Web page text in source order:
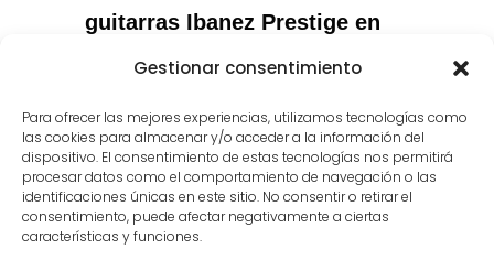
Gestionar consentimiento
Para ofrecer las mejores experiencias, utilizamos tecnologías como
las cookies para almacenar y/o acceder a la información del
dispositivo. El consentimiento de estas tecnologías nos permitirá
procesar datos como el comportamiento de navegación o las
identificaciones únicas en este sitio. No consentir o retirar el
consentimiento, puede afectar negativamente a ciertas
características y funciones.
guitarras Ibanez Prestige en
Majadahonda
: el servicio que
merece tu instrumento.